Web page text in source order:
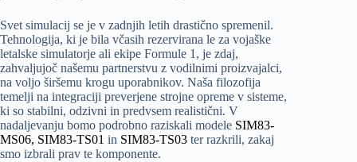
Svet simulacij se je v zadnjih letih drastično spremenil.
Tehnologija, ki je bila včasih rezervirana le za vojaške
letalske simulatorje ali ekipe Formule 1, je zdaj,
zahvaljujoč našemu partnerstvu z vodilnimi proizvajalci,
na voljo širšemu krogu uporabnikov. Naša filozofija
temelji na integraciji preverjene strojne opreme v sisteme,
ki so stabilni, odzivni in predvsem realistični. V
nadaljevanju bomo podrobno raziskali modele SIM83-
MS06, SIM83-TS01 in SIM83-TS03 ter razkrili, zakaj
smo izbrali prav te komponente.